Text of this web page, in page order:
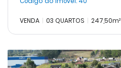
VENDA 03 QUARTOS 247,50m²